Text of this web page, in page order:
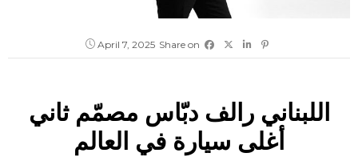
April 7, 2025 Share on
اللبناني رالف دبّاس مصمّم ثاني
أغلى سيارة في العالم